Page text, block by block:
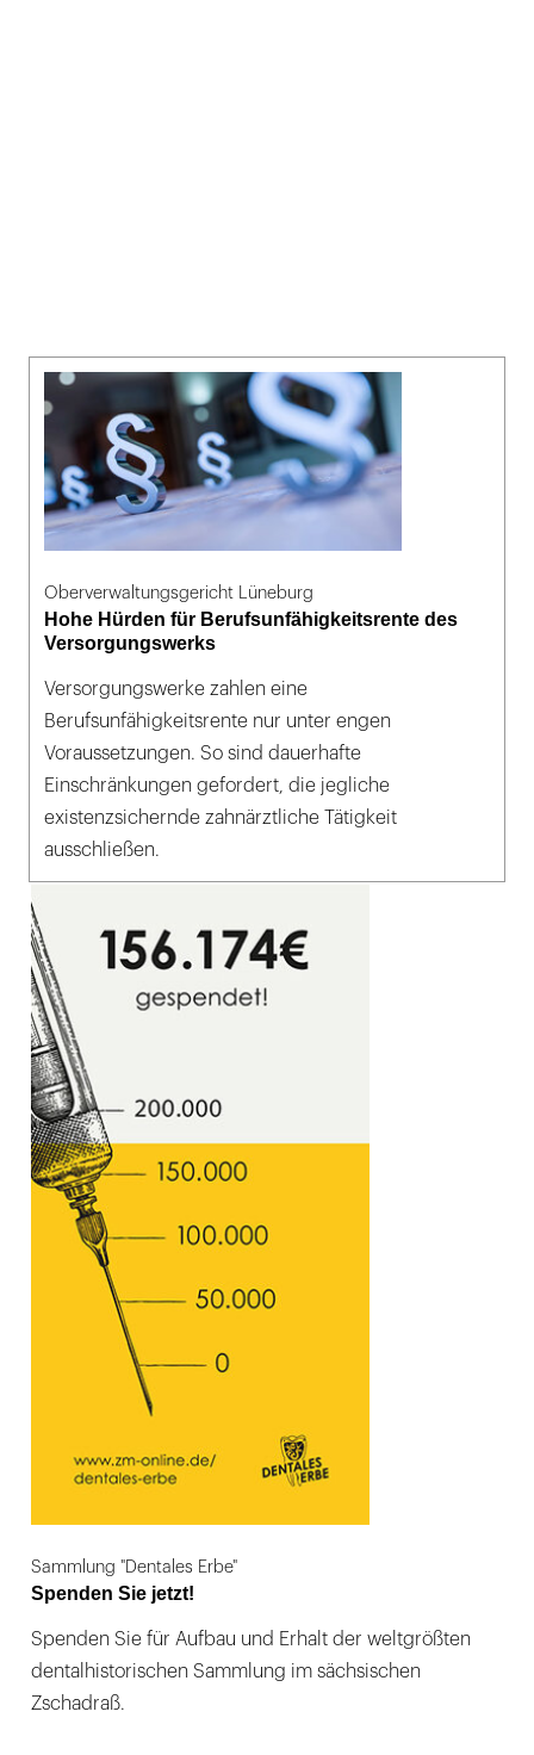
Oberverwaltungsgericht Lüneburg
Hohe Hürden für Berufsunfähigkeitsrente des
Versorgungswerks
Versorgungswerke zahlen eine
Berufsunfähigkeitsrente nur unter engen
Voraussetzungen. So sind dauerhafte
Einschränkungen gefordert, die jegliche
existenzsichernde zahnärztliche Tätigkeit
ausschließen.
Sammlung "Dentales Erbe"
Spenden Sie jetzt!
Spenden Sie für Aufbau und Erhalt der weltgrößten
dentalhistorischen Sammlung im sächsischen
Zschadraß.